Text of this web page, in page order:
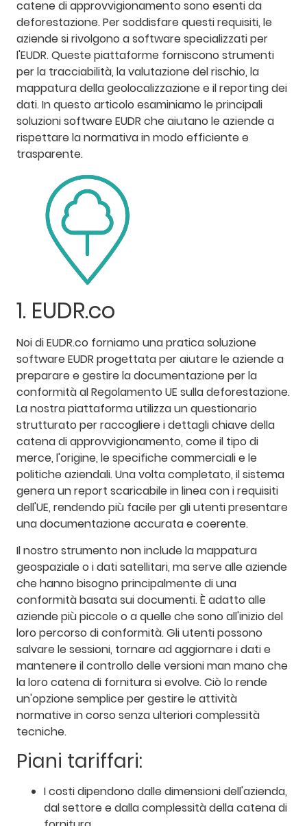
catene di approvvigionamento sono esenti da
deforestazione. Per soddisfare questi requisiti, le
aziende si rivolgono a software specializzati per
l'EUDR. Queste piattaforme forniscono strumenti
per la tracciabilità, la valutazione del rischio, la
mappatura della geolocalizzazione e il reporting dei
dati. In questo articolo esaminiamo le principali
soluzioni software EUDR che aiutano le aziende a
rispettare la normativa in modo efficiente e
trasparente.
1. EUDR.co
Noi di EUDR.co forniamo una pratica soluzione
software EUDR progettata per aiutare le aziende a
preparare e gestire la documentazione per la
conformità al Regolamento UE sulla deforestazione.
La nostra piattaforma utilizza un questionario
strutturato per raccogliere i dettagli chiave della
catena di approvvigionamento, come il tipo di
merce, l'origine, le specifiche commerciali e le
politiche aziendali. Una volta completato, il sistema
genera un report scaricabile in linea con i requisiti
dell'UE, rendendo più facile per gli utenti presentare
una documentazione accurata e coerente.
Il nostro strumento non include la mappatura
geospaziale o i dati satellitari, ma serve alle aziende
che hanno bisogno principalmente di una
conformità basata sui documenti. È adatto alle
aziende più piccole o a quelle che sono all'inizio del
loro percorso di conformità. Gli utenti possono
salvare le sessioni, tornare ad aggiornare i dati e
mantenere il controllo delle versioni man mano che
la loro catena di fornitura si evolve. Ciò lo rende
un'opzione semplice per gestire le attività
normative in corso senza ulteriori complessità
tecniche.
Piani tariffari:
I costi dipendono dalle dimensioni dell'azienda,
dal settore e dalla complessità della catena di